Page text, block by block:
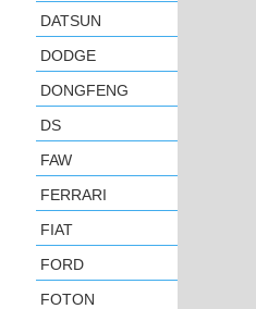
DATSUN
DODGE
DONGFENG
DS
FAW
FERRARI
FIAT
FORD
FOTON